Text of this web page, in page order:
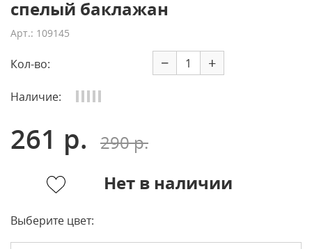
спелый баклажан
Арт.: 109145
Кол-во: − +
Наличие:
261 р.
290 р.
Нет в наличии
Выберите цвет: